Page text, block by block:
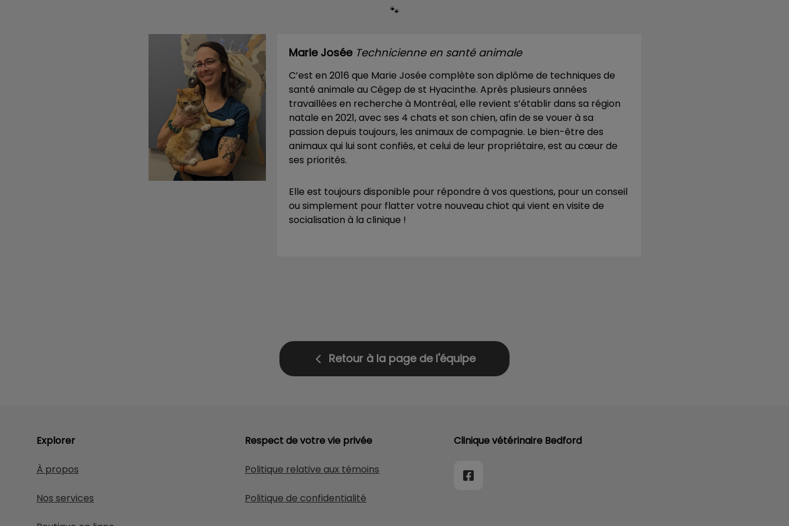
🐾
Marie Josée Technicienne en santé animale
C’est en 2016 que Marie Josée complète son diplôme de techniques de
santé animale au Cégep de st Hyacinthe. Après plusieurs années
travaillées en recherche à Montréal, elle revient s’établir dans sa région
natale en 2021, avec ses 4 chats et son chien, afin de se vouer à sa
passion depuis toujours, les animaux de compagnie. Le bien-être des
animaux qui lui sont confiés, et celui de leur propriétaire, est au cœur de
ses priorités.
Elle est toujours disponible pour répondre à vos questions, pour un conseil
ou simplement pour flatter votre nouveau chiot qui vient en visite de
socialisation à la clinique !
Retour à la page de l'équipe
Explorer
À propos
Nos services
Respect de votre vie privée
Politique relative aux témoins
Politique de confidentialité
Clinique vétérinaire Bedford